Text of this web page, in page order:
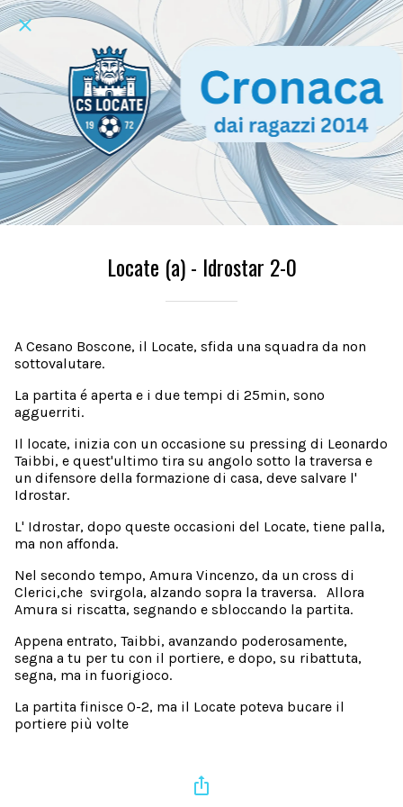
Locate (a) - Idrostar 2-0
A Cesano Boscone, il Locate, sfida una squadra da non
sottovalutare.
La partita é aperta e i due tempi di 25min, sono
agguerriti.
Il locate, inizia con un occasione su pressing di Leonardo
Taibbi, e quest'ultimo tira su angolo sotto la traversa e
un difensore della formazione di casa, deve salvare l'
Idrostar.
L' Idrostar, dopo queste occasioni del Locate, tiene palla,
ma non affonda.
Nel secondo tempo, Amura Vincenzo, da un cross di
Clerici,che svirgola, alzando sopra la traversa. Allora
Amura si riscatta, segnando e sbloccando la partita.
Appena entrato, Taibbi, avanzando poderosamente,
segna a tu per tu con il portiere, e dopo, su ribattuta,
segna, ma in fuorigioco.
La partita finisce 0-2, ma il Locate poteva bucare il
portiere più volte